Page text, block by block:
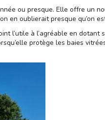
ou presque. Elle offre un
en oublierait presque qu’on
l’utile à l’agréable en
protège les baies